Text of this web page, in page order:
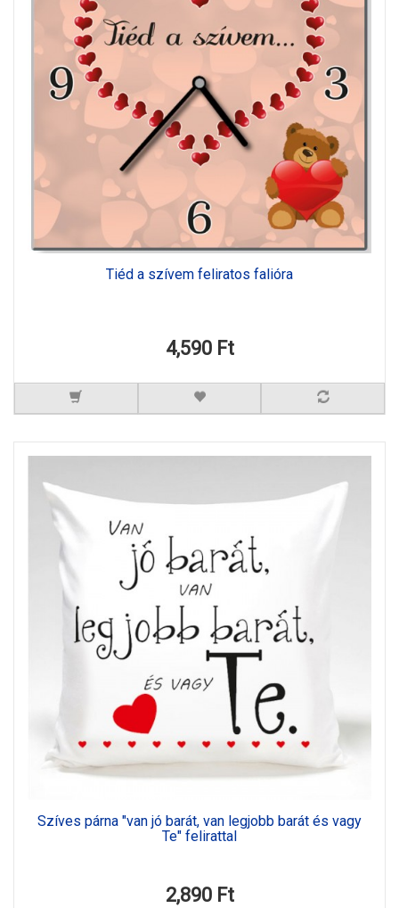
Tiéd a szívem feliratos falióra
4,590 Ft
Szíves párna "van jó barát, van legjobb barát és vagy
Te" felirattal
2,890 Ft